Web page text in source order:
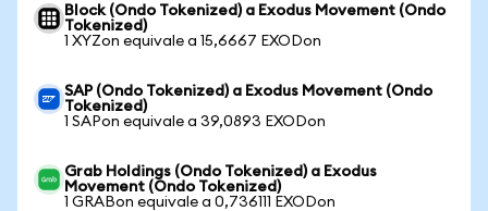
Block (Ondo Tokenized) a Exodus Movement (Ondo
Tokenized)
1 XYZon equivale a 15,6667 EXODon
SAP (Ondo Tokenized) a Exodus Movement (Ondo
Tokenized)
1 SAPon equivale a 39,0893 EXODon
Grab Holdings (Ondo Tokenized) a Exodus
Movement (Ondo Tokenized)
1 GRABon equivale a 0,736111 EXODon